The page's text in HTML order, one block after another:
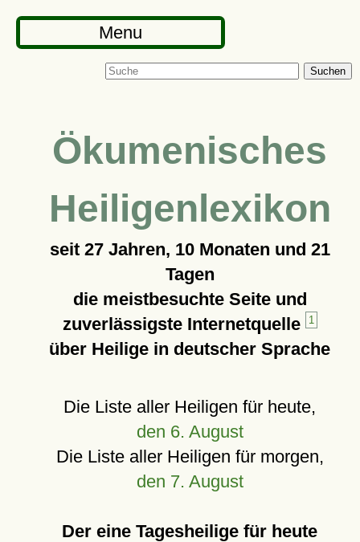
Menu
Suchen
Ökumenisches
Heiligenlexikon
seit 27 Jahren, 10 Monaten und 21
Tagen
die meistbesuchte Seite und
zuverlässigste Internetquelle
1
über Heilige in deutscher Sprache
Die Liste aller Heiligen für heute,
den 6. August
Die Liste aller Heiligen für morgen,
den 7. August
Der eine Tagesheilige für heute